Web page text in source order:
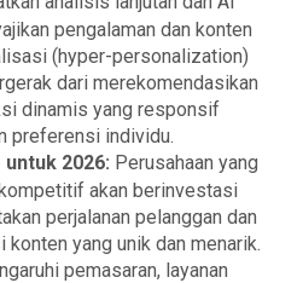
pengalaman dan konten
(hyper-personalization)
dari merekomendasikan
dinamis yang responsif
preferensi individu.
2026: Perusahaan yang
akan berinvestasi
perjalanan pelanggan dan
konten yang unik dan menarik.
pemasaran, layanan